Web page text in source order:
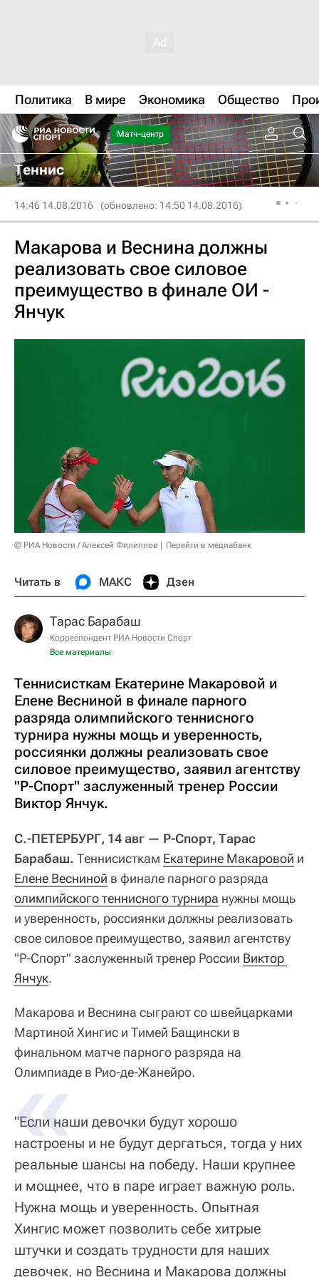
Политика В мире Экономика Общество
Матч-центр
Теннис
14:46 14.08.2016 (обновлено: 14:50 14.08.2016)
Макарова и Веснина должны
реализовать свое силовое
преимущество в финале ОИ -
Янчук
© РИА Новости / Алексей Филиппов Перейти в медиабанк
Читать в МАКС Дзен
Тарас Барабаш
Корреспондент РИА Новости Спорт
Все материалы
Теннисисткам Екатерине Макаровой и
Елене Весниной в финале парного
разряда олимпийского теннисного
турнира нужны мощь и уверенность,
россиянки должны реализовать свое
силовое преимущество, заявил агентству
"Р-Спорт" заслуженный тренер России
Виктор Янчук.
С.-ПЕТЕРБУРГ, 14 авг — Р-Спорт, Тарас
Барабаш. Теннисисткам Екатерине Макаровой и
Елене Весниной в финале парного разряда
олимпийского теннисного турнира нужны мощь
и уверенность, россиянки должны реализовать
свое силовое преимущество, заявил агентству
"Р-Спорт" заслуженный тренер России Виктор
Янчук.
Макарова и Веснина сыграют со швейцарками
Мартиной Хингис и Тимей Бащински в
финальном матче парного разряда на
Олимпиаде в Рио-де-Жанейро.
"Если наши девочки будут хорошо
настроены и не будут дергаться, тогда у них
реальные шансы на победу. Наши крупнее
и мощнее, что в паре играет важную роль.
Нужна мощь и уверенность. Опытная
Хингис может позволить себе хитрые
штучки и создать трудности для наших
девочек, но Веснина и Макарова должны